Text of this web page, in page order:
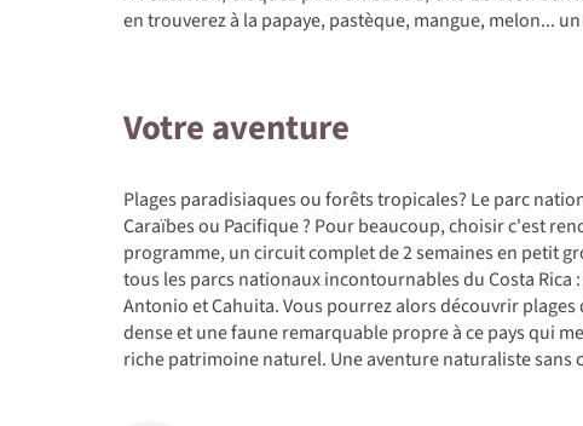
en trouverez à la papaye, pastèque, mangue, melon...
Votre aventure
Plages paradisiaques ou forêts tropicales? Le parc
Caraïbes ou Pacifique ? Pour beaucoup, choisir c'est
programme, un circuit complet de 2 semaines en petit
tous les parcs nationaux incontournables du Costa
Antonio et Cahuita. Vous pourrez alors découvrir
dense et une faune remarquable propre à ce pays qui
riche patrimoine naturel. Une aventure naturaliste sans